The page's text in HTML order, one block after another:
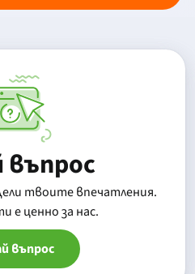
въпрос
твоите впечатления.
е ценно за нас.
въпрос